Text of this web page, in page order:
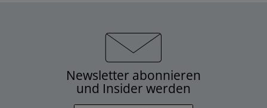
Newsletter abonnieren
und Insider werden